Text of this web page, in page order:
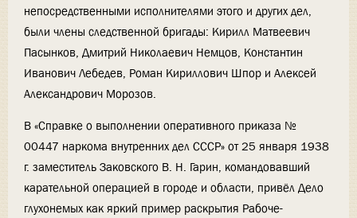
непосредственными исполнителями этого и других дел,
были члены следственной бригады: Кирилл Матвеевич
Пасынков, Дмитрий Николаевич Немцов, Константин
Иванович Лебедев, Роман Кириллович Шпор и Алексей
Александрович Морозов.
В «Справке о выполнении оперативного приказа №
00447 наркома внутренних дел СССР» от 25 января 1938
г. заместитель Заковского В. Н. Гарин, командовавший
карательной операцией в городе и области, привёл Дело
глухонемых как яркий пример раскрытия Рабоче-